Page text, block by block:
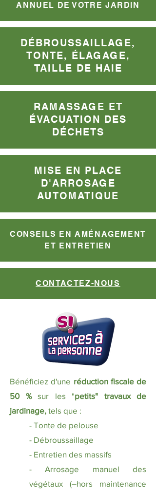
ANNUEL DE VOTRE JARDIN
DÉBROUSSAILLAGE,
TONTE, ÉLAGAGE,
TAILLE DE HAIE
RAMASSAGE ET
ÉVACUATION DES
DÉCHETS
MISE EN PLACE
D'ARROSAGE
AUTOMATIQUE
CONSEILS EN AMÉNAGEMENT
ET ENTRETIEN
CONTACTEZ-NOUS
Bénéficiez d'une réduction fiscale de
50 % sur les "petits" travaux de
jardinage, tels que :
- Tonte de pelouse
- Débroussaillage
- Entretien des massifs
- Arrosage manuel des
végétaux (–hors maintenance